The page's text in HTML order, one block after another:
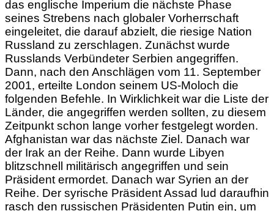
das englische Imperium die nächste Phase
seines Strebens nach globaler Vorherrschaft
eingeleitet, die darauf abzielt, die riesige Nation
Russland zu zerschlagen. Zunächst wurde
Russlands Verbündeter Serbien angegriffen.
Dann, nach den Anschlägen vom 11. September
2001, erteilte London seinem US-Moloch die
folgenden Befehle. In Wirklichkeit war die Liste der
Länder, die angegriffen werden sollten, zu diesem
Zeitpunkt schon lange vorher festgelegt worden.
Afghanistan war das nächste Ziel. Danach war
der Irak an der Reihe. Dann wurde Libyen
blitzschnell militärisch angegriffen und sein
Präsident ermordet. Danach war Syrien an der
Reihe. Der syrische Präsident Assad lud daraufhin
rasch den russischen Präsidenten Putin ein, um